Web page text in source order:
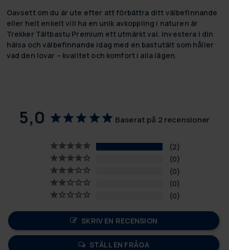
Oavsett om du är ute efter att förbättra ditt välbefinnande
eller helt enkelt vill ha en unik avkoppling i naturen är
Trekker Tältbastu Premium ett utmärkt val. Investera i din
hälsa och välbefinnande idag med en bastutält som håller
vad den lovar – kvalitet och komfort i alla lägen.
5,0 Baserat på 2 recensioner
2
0
0
0
0
SKRIV EN RECENSION
STÄLL EN FRÅGA